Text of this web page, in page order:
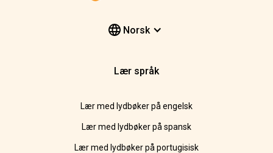
Norsk
Lær språk
Lær med lydbøker på engelsk
Lær med lydbøker på spansk
Lær med lydbøker på portugisisk